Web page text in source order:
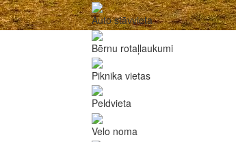
Auto stāvvieta
Bērnu rotaļlaukumi
Piknika vietas
Peldvieta
Velo noma